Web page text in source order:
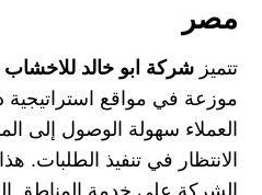
مصر
تتميزشركة ابو خالد للاخشاب
موزعة في مواقع
العملاء سهولة الوصول إلى
الانتظار في تنفيذ الطلبات.